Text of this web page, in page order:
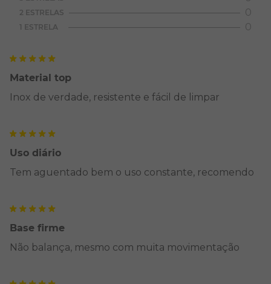
2 ESTRELAS 0
1 ESTRELA 0
Material top
Inox de verdade, resistente e fácil de limpar
Uso diário
Tem aguentado bem o uso constante, recomendo
Base firme
Não balança, mesmo com muita movimentação